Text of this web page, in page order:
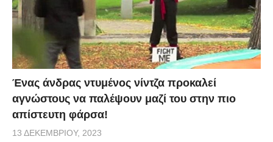
Ένας άνδρας ντυμένος νίντζα προκαλεί
αγνώστους να παλέψουν μαζί του στην πιο
απίστευτη φάρσα!
13 ΔΕΚΕΜΒΡΊΟΥ, 2023